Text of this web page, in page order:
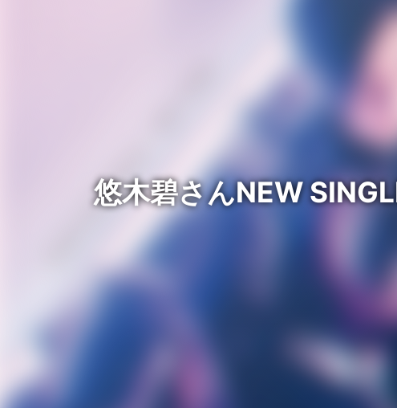
悠木碧さんNEW